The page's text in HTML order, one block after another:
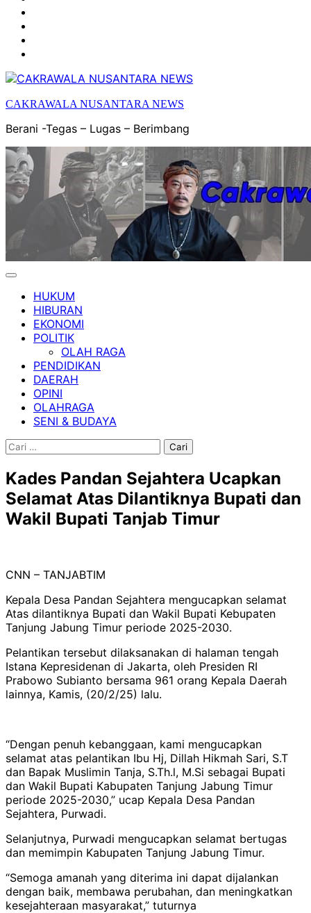
BUDAYA
CAKRAWALA NUSANTARA NEWS
Berani -Tegas – Lugas – Berimbang
HUKUM
HIBURAN
EKONOMI
POLITIK
OLAH RAGA
PENDIDIKAN
DAERAH
OPINI
OLAHRAGA
SENI & BUDAYA
Cari
Kades Pandan Sejahtera Ucapkan
Selamat Atas Dilantiknya Bupati dan
Wakil Bupati Tanjab Timur
CNN – TANJABTIM
Kepala Desa Pandan Sejahtera mengucapkan selamat
Atas dilantiknya Bupati dan Wakil Bupati Kebupaten
Tanjung Jabung Timur periode 2025-2030.
Pelantikan tersebut dilaksanakan di halaman tengah
Istana Kepresidenan di Jakarta, oleh Presiden RI
Prabowo Subianto bersama 961 orang Kepala Daerah
lainnya, Kamis, (20/2/25) lalu.
“Dengan penuh kebanggaan, kami mengucapkan
selamat atas pelantikan Ibu Hj, Dillah Hikmah Sari, S.T
dan Bapak Muslimin Tanja, S.Th.l, M.Si sebagai Bupati
dan Wakil Bupati Kabupaten Tanjung Jabung Timur
periode 2025-2030,” ucap Kepala Desa Pandan
Sejahtera, Purwadi.
Selanjutnya, Purwadi mengucapkan selamat bertugas
dan memimpin Kabupaten Tanjung Jabung Timur.
“Semoga amanah yang diterima ini dapat dijalankan
dengan baik, membawa perubahan, dan meningkatkan
kesejahteraan masyarakat,” tuturnya